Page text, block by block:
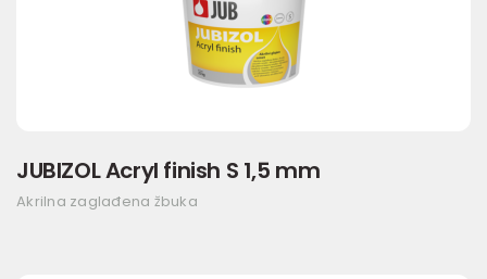
JUBIZOL Acryl finish S 1,5 mm
Akrilna zaglađena žbuka